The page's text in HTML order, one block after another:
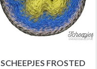
SCHEEPJES FROSTED